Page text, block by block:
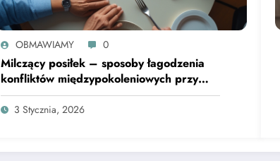
OBMAWIAMY 0
Milczący posiłek – sposoby łagodzenia
konfliktów międzypokoleniowych przy
stole
3 Stycznia, 2026